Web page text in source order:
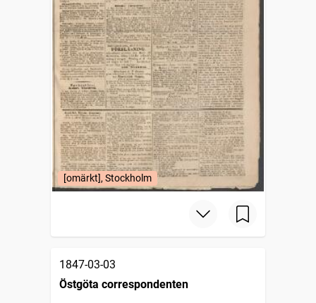
[omärkt], Stockholm
1847-03-03
Östgöta correspondenten